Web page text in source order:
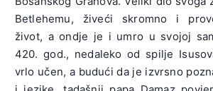
Betlehemu, živeći skromno i
život, a ondje je i umro u svojoj
420. god., nedaleko od spilje
vrlo učen, a budući da je izvrsno